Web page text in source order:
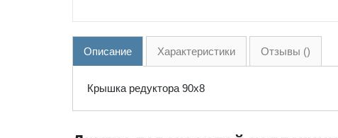
Описание Характеристики Отзывы ()
Крышка редуктора 90x8